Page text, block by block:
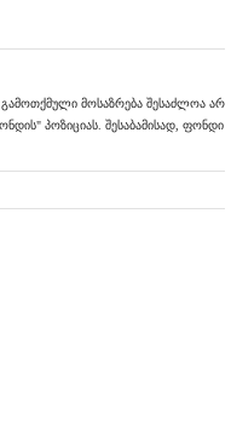
მოსაზრება შესაძლოა არ
პოზიციას. შესაბამისად, ფონდი